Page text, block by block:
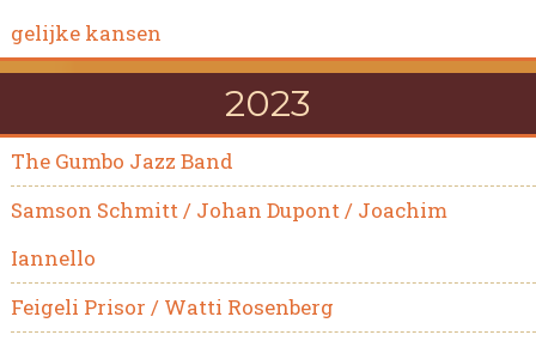
gelijke kansen
2023
The Gumbo Jazz Band
Samson Schmitt / Johan Dupont / Joachim
Iannello
Feigeli Prisor / Watti Rosenberg